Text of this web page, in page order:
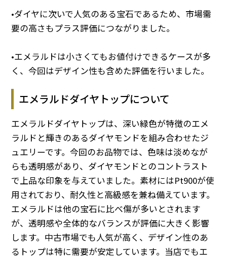
•ダイヤに次いで人気のある宝石であるため、市場需
要の高さもプラス評価につながりました。
•エメラルドは小さくてもお値付けできるケースが多
く、今回はデザイン性も含めた評価を行いました。
エメラルドダイヤトップについて
エメラルドダイヤトップは、深い緑色が特徴のエメ
ラルドと輝きのあるダイヤモンドを組み合わせたジ
ュエリーです。今回のお品物では、色味は淡めなが
らも透明感があり、ダイヤモンドとのコントラスト
で上品な印象を与えていました。素材にはPt900が使
用されており、耐久性と高級感を兼ね備えています。
エメラルドは他の宝石に比べ傷が多いとされます
が、透明感や全体的なバランスが評価に大きく影響
します。中古市場でも人気が高く、デザイン性のあ
るトップは特に需要が安定しています。当店でもエ